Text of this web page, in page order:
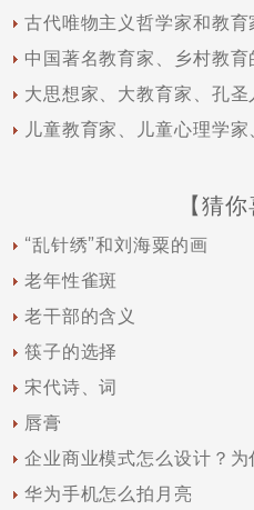
古代唯物主义哲学家和教育
中国著名教育家、乡村教育
大思想家、大教育家、孔
儿童教育家、儿童心理学
【猜
“乱针绣”和刘海粟的画
老年性雀斑
老干部的含义
筷子的选择
宋代诗、词
唇膏
企业商业模式怎么设计？
华为手机怎么拍月亮